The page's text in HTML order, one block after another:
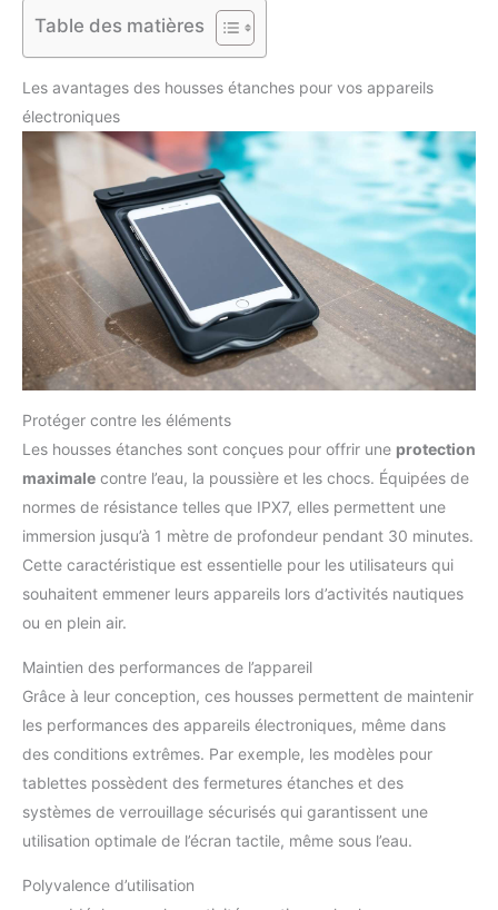
Table des matières
Les avantages des housses étanches pour vos appareils
électroniques
Protéger contre les éléments
Les housses étanches sont conçues pour offrir une protection
maximale contre l’eau, la poussière et les chocs. Équipées de
normes de résistance telles que IPX7, elles permettent une
immersion jusqu’à 1 mètre de profondeur pendant 30 minutes.
Cette caractéristique est essentielle pour les utilisateurs qui
souhaitent emmener leurs appareils lors d’activités nautiques
ou en plein air.
Maintien des performances de l’appareil
Grâce à leur conception, ces housses permettent de maintenir
les performances des appareils électroniques, même dans
des conditions extrêmes. Par exemple, les modèles pour
tablettes possèdent des fermetures étanches et des
systèmes de verrouillage sécurisés qui garantissent une
utilisation optimale de l’écran tactile, même sous l’eau.
Polyvalence d’utilisation